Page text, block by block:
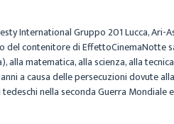
International Gruppo 201 Lucca, Ari-
del contenitore di EffettoCinemaNotte
matematica, alla scienza, alla
a causa delle persecuzioni dovute
nella seconda Guerra Mondiale